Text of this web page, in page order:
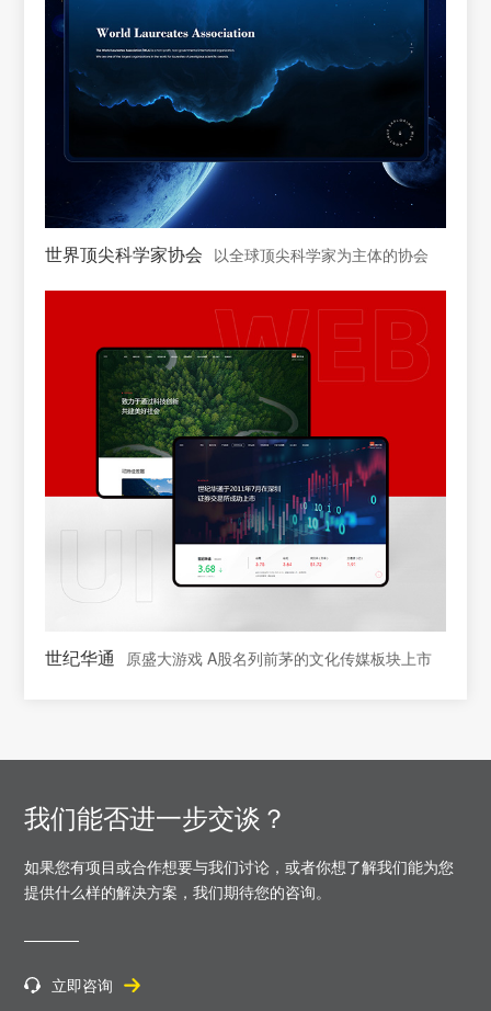
世界顶尖科学家协会 以全球顶尖科学家为主体的协会
世纪华通 原盛大游戏 A股名列前茅的文化传媒板块上市
我们能否进一步交谈？
如果您有项目或合作想要与我们讨论，或者你想了解我们能为您
提供什么样的解决方案，我们期待您的咨询。
立即咨询